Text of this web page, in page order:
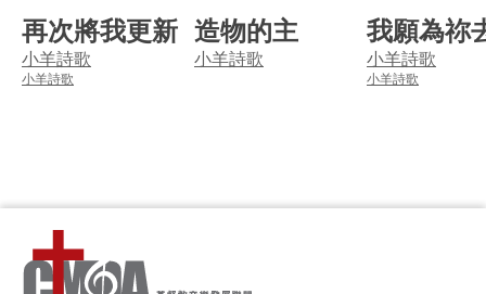
再次將我更新
小羊詩歌
小羊詩歌
造物的主
小羊詩歌
我願為祢
小羊詩歌
小羊詩歌